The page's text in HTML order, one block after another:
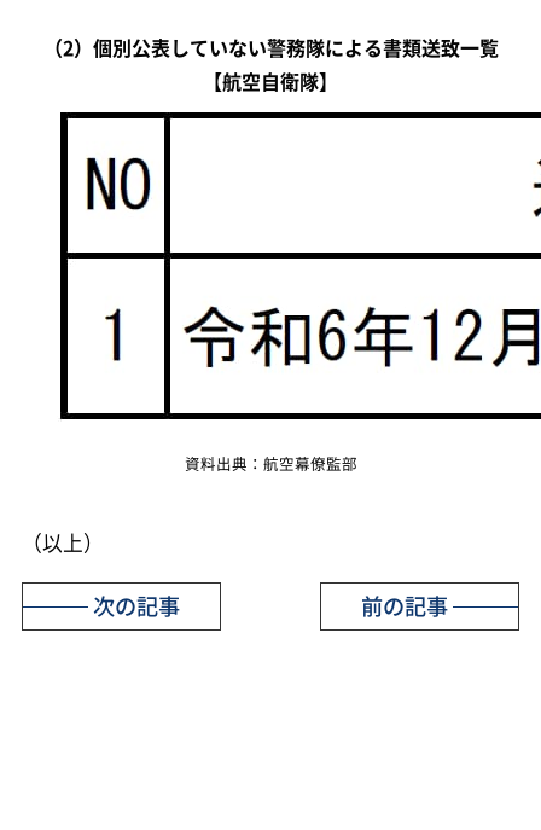
（2）個別公表していない警務隊による書類送致一覧
【航空自衛隊】
資料出典：航空幕僚監部
（以上）
前の記事
次の記事